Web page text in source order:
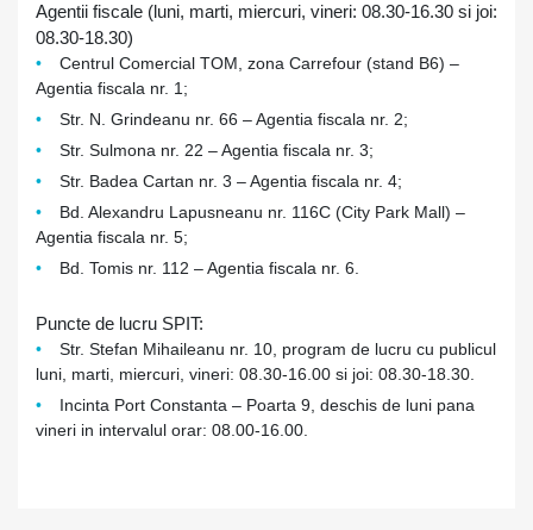
Agentii fiscale (luni, marti, miercuri, vineri: 08.30-16.30 si joi:
08.30-18.30)
Centrul Comercial TOM, zona Carrefour (stand B6) –
Agentia fiscala nr. 1;
Str. N. Grindeanu nr. 66 – Agentia fiscala nr. 2;
Str. Sulmona nr. 22 – Agentia fiscala nr. 3;
Str. Badea Cartan nr. 3 – Agentia fiscala nr. 4;
Bd. Alexandru Lapusneanu nr. 116C (City Park Mall) –
Agentia fiscala nr. 5;
Bd. Tomis nr. 112 – Agentia fiscala nr. 6.
Puncte de lucru SPIT:
Str. Stefan Mihaileanu nr. 10, program de lucru cu publicul
luni, marti, miercuri, vineri: 08.30-16.00 si joi: 08.30-18.30.
Incinta Port Constanta – Poarta 9, deschis de luni pana
vineri in intervalul orar: 08.00-16.00.